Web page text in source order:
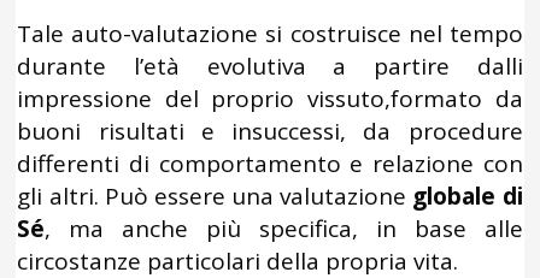
Tale auto-valutazione si costruisce nel tempo
durante l’età evolutiva a partire dalli
impressione del proprio vissuto,formato da
buoni risultati e insuccessi, da procedure
differenti di comportamento e relazione con
gli altri. Può essere una valutazione globale di
Sé, ma anche più specifica, in base alle
circostanze particolari della propria vita.